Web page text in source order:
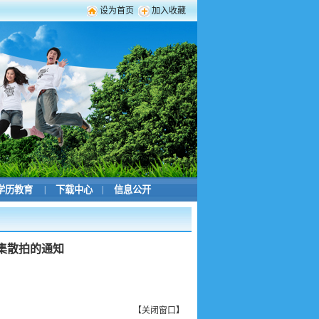
设为首页 加入收藏
历教育 下载中心 信息公开
散拍的通知
【关闭窗口】